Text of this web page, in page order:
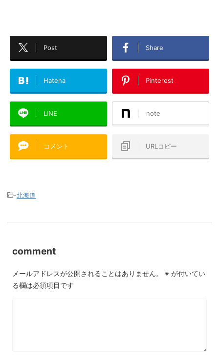
Post Share
Hatena Pinterest
LINE note
コメント URLコピー
-北海道
comment
メールアドレスが公開されることはありません。 ※ が付いてい
る欄は必須項目です